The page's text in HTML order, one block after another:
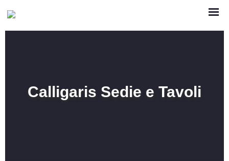
Calligaris Sedie e Tavoli